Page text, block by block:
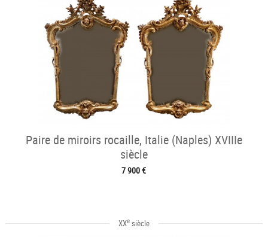
Paire de miroirs rocaille, Italie (Naples) XVIIIe
siècle
7 900 €
XXesiècle